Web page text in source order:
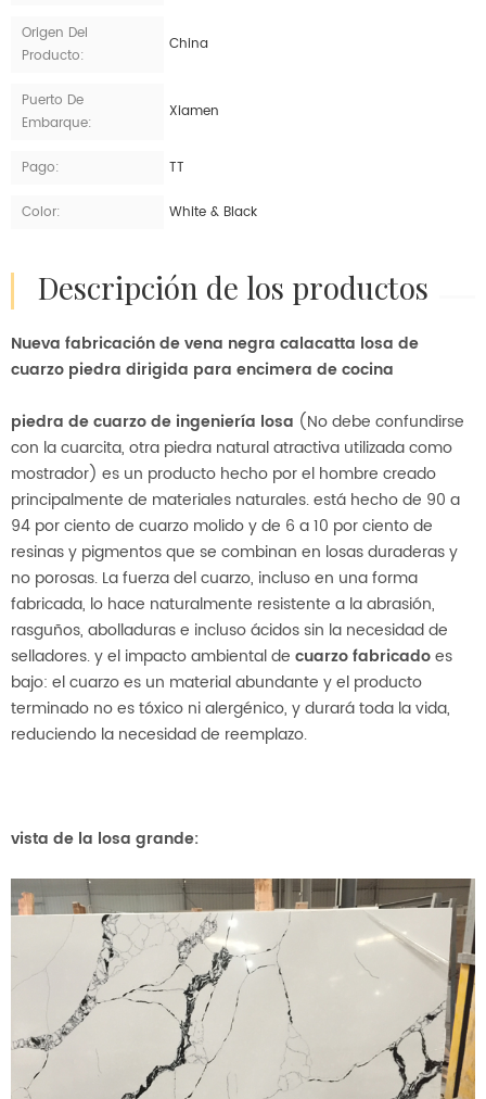
Origen Del
Producto:
China
Puerto De
Embarque:
Xiamen
Pago: TT
Color: White & Black
descripción de los productos
Nueva fabricación de vena negra calacatta losa de
cuarzo piedra dirigida para encimera de cocina
piedra de cuarzo de ingeniería losa (No debe confundirse
con la cuarcita, otra piedra natural atractiva utilizada como
mostrador) es un producto hecho por el hombre creado
principalmente de materiales naturales. está hecho de 90 a
94 por ciento de cuarzo molido y de 6 a 10 por ciento de
resinas y pigmentos que se combinan en losas duraderas y
no porosas. La fuerza del cuarzo, incluso en una forma
fabricada, lo hace naturalmente resistente a la abrasión,
rasguños, abolladuras e incluso ácidos sin la necesidad de
selladores. y el impacto ambiental de cuarzo fabricadoes
bajo: el cuarzo es un material abundante y el producto
terminado no es tóxico ni alergénico, y durará toda la vida,
reduciendo la necesidad de reemplazo.
vista de la losa grande: